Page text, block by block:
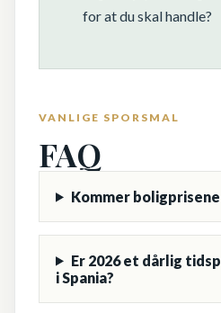
for at du skal handle?
VANLIGE SPORSMAL
FAQ
Kommer
Er 2026 et dårlig
i Spania?